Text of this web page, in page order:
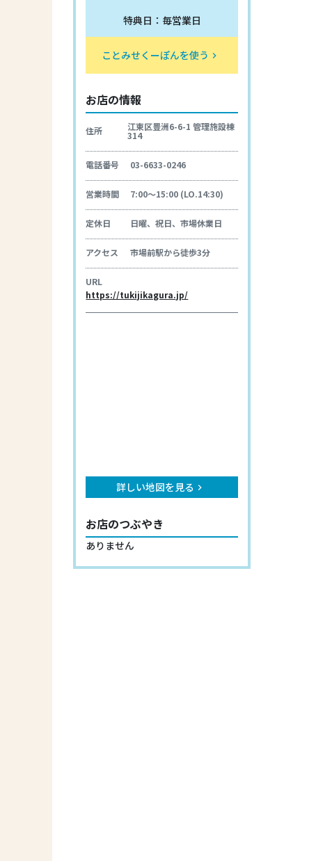
特典日：毎営業日
ことみせくーぽんを使う keyboard_arrow_right
お店の情報
住所 江東区豊洲6-6-1 管理施設棟
314
電話番号 03-6633-0246
営業時間 7:00～15:00 (LO.14:30)
定休日 日曜、祝日、市場休業日
アクセス 市場前駅から徒歩3分
URL
https://tukijikagura.jp/
詳しい地図を見る keyboard_arrow_right
お店のつぶやき
ありません